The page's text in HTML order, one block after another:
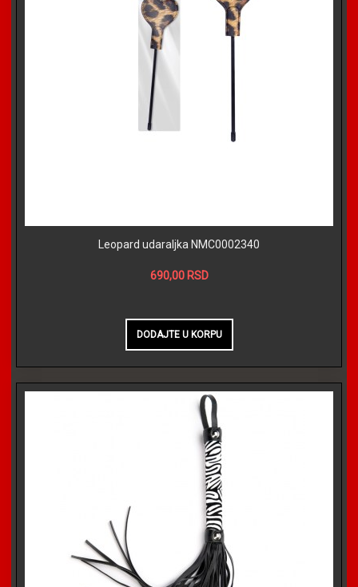
Leopard udaraljka NMC0002340
690,00 RSD